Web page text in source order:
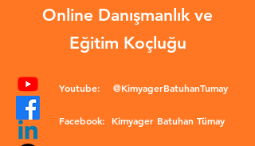
Online Danışmanlık ve
Eğitim Koçluğu
Youtube: @KimyagerBatuhanTumay
Facebook: Kimyager Batuhan Tümay